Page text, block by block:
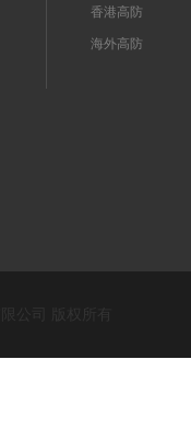
香港高防
海外高防